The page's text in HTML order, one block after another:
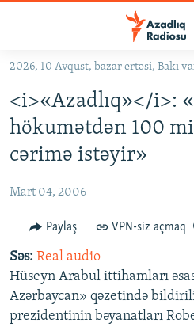
Əsas
qayıt
Əsas
qayıt
FƏRQƏ BAX
QANUNI DOĞRU
ARAŞDIRMA
MULTIMEDIA
VIDEO
RADIO ARXIV
2026, 10 Avqust, bazar ertəsi, Bakı
<i>«Azadlıq»</i>:
hökumətdən 100
cərimə istəyir»
Mart 04, 2006
Paylaş VPN-siz açmaq
Səs: Real audio
Hüseyn Arabul ittihamları
Azərbaycan» qəzetində
prezidentinin bəyanatları